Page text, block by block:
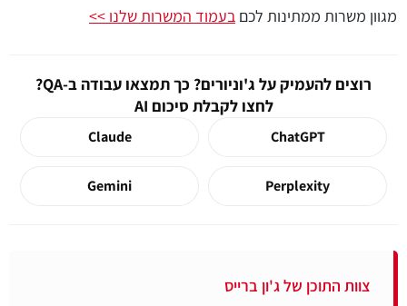
מגוון משרות ממתינות לכם בעמוד המשרות שלנו >>
רוצים להעמיק על ג'וניורים? כך תמצאו עבודה ב-QA?
לחצו לקבלת סיכום AI
ChatGPT
Claude
Perplexity
Gemini
צוות התוכן של ג'ון ברייס